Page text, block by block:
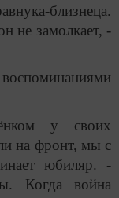
близнеца.
не замолкает, -
у своих
на фронт, мы с
юбиляр. -
Когда война